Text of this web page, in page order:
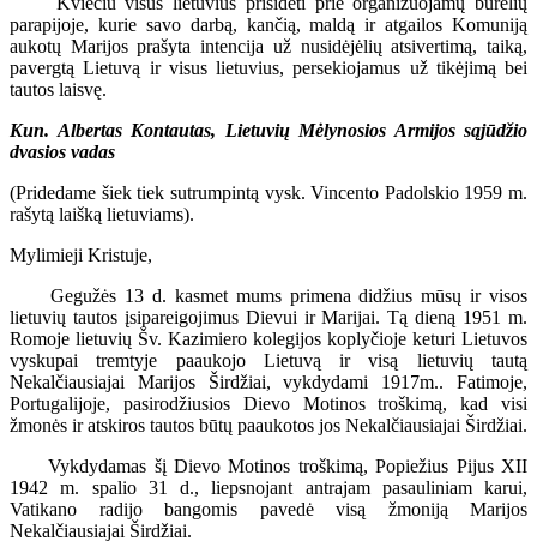
parapijoje, kurie savo darbą, kančią, maldą ir atgailos Komuniją
aukotų Marijos prašyta intencija už nusidėjėlių atsivertimą, taiką,
pavergtą Lietuvą ir visus lietuvius, persekiojamus už tikėjimą bei
tautos laisvę.
Kun. Albertas Kontautas, Lietuvių Mėlynosios Armijos sąjūdžio
dvasios vadas
(Pridedame šiek tiek sutrumpintą vysk. Vincento Padolskio 1959 m.
rašytą laišką lietuviams).
Mylimieji Kristuje,
Gegužės 13 d. kasmet mums primena didžius mūsų ir visos
lietuvių tautos įsipareigojimus Dievui ir Marijai. Tą dieną 1951 m.
Romoje lietuvių Šv. Kazimiero kolegijos koplyčioje keturi Lietuvos
vyskupai tremtyje paaukojo Lietuvą ir visą lietuvių tautą
Nekalčiausiajai Marijos Širdžiai, vykdydami 1917m.. Fatimoje,
Portugalijoje, pasirodžiusios Dievo Motinos troškimą, kad visi
žmonės ir atskiros tautos būtų paaukotos jos Nekalčiausiajai Širdžiai.
Vykdydamas šį Dievo Motinos troškimą, Popiežius Pijus XII
1942 m. spalio 31 d., liepsnojant antrajam pasauliniam karui,
Vatikano radijo bangomis pavedė visą žmoniją Marijos
Nekalčiausiajai Širdžiai.